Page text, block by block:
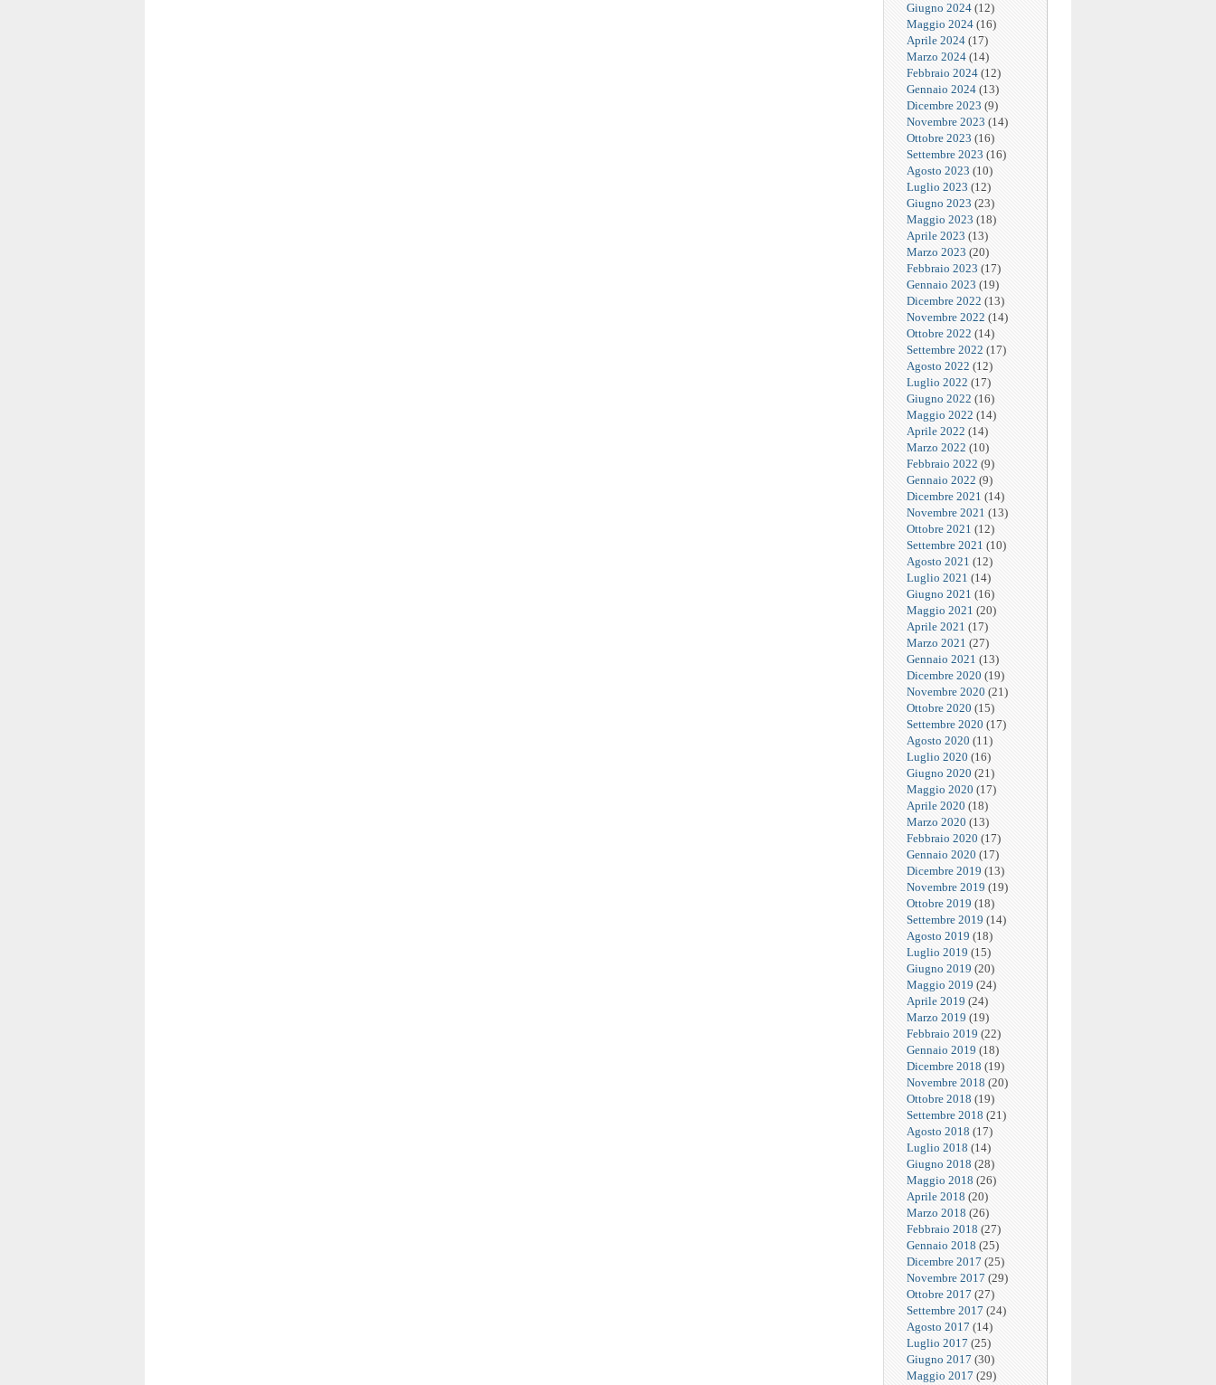
Giugno 2024 (12)
Maggio 2024 (16)
Aprile 2024 (17)
Marzo 2024 (14)
Febbraio 2024 (12)
Gennaio 2024 (13)
Dicembre 2023 (9)
Novembre 2023 (14)
Ottobre 2023 (16)
Settembre 2023 (16)
Agosto 2023 (10)
Luglio 2023 (12)
Giugno 2023 (23)
Maggio 2023 (18)
Aprile 2023 (13)
Marzo 2023 (20)
Febbraio 2023 (17)
Gennaio 2023 (19)
Dicembre 2022 (13)
Novembre 2022 (14)
Ottobre 2022 (14)
Settembre 2022 (17)
Agosto 2022 (12)
Luglio 2022 (17)
Giugno 2022 (16)
Maggio 2022 (14)
Aprile 2022 (14)
Marzo 2022 (10)
Febbraio 2022 (9)
Gennaio 2022 (9)
Dicembre 2021 (14)
Novembre 2021 (13)
Ottobre 2021 (12)
Settembre 2021 (10)
Agosto 2021 (12)
Luglio 2021 (14)
Giugno 2021 (16)
Maggio 2021 (20)
Aprile 2021 (17)
Marzo 2021 (27)
Gennaio 2021 (13)
Dicembre 2020 (19)
Novembre 2020 (21)
Ottobre 2020 (15)
Settembre 2020 (17)
Agosto 2020 (11)
Luglio 2020 (16)
Giugno 2020 (21)
Maggio 2020 (17)
Aprile 2020 (18)
Marzo 2020 (13)
Febbraio 2020 (17)
Gennaio 2020 (17)
Dicembre 2019 (13)
Novembre 2019 (19)
Ottobre 2019 (18)
Settembre 2019 (14)
Agosto 2019 (18)
Luglio 2019 (15)
Giugno 2019 (20)
Maggio 2019 (24)
Aprile 2019 (24)
Marzo 2019 (19)
Febbraio 2019 (22)
Gennaio 2019 (18)
Dicembre 2018 (19)
Novembre 2018 (20)
Ottobre 2018 (19)
Settembre 2018 (21)
Agosto 2018 (17)
Luglio 2018 (14)
Giugno 2018 (28)
Maggio 2018 (26)
Aprile 2018 (20)
Marzo 2018 (26)
Febbraio 2018 (27)
Gennaio 2018 (25)
Dicembre 2017 (25)
Novembre 2017 (29)
Ottobre 2017 (27)
Settembre 2017 (24)
Agosto 2017 (14)
Luglio 2017 (25)
Giugno 2017 (30)
Maggio 2017 (29)